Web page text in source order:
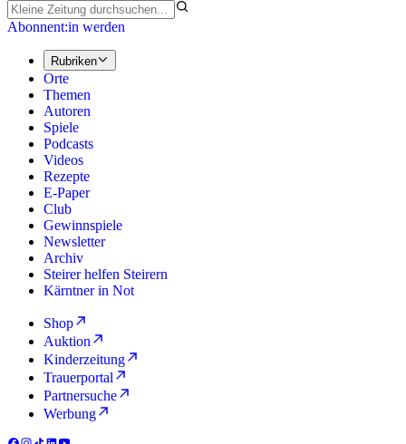
Abonnent:in werden
Rubriken
Orte
Themen
Autoren
Spiele
Podcasts
Videos
Rezepte
E-Paper
Club
Gewinnspiele
Newsletter
Archiv
Steirer helfen Steirern
Kärntner in Not
Shop
Auktion
Kinderzeitung
Trauerportal
Partnersuche
Werbung